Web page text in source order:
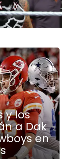
y los
a Dak
en